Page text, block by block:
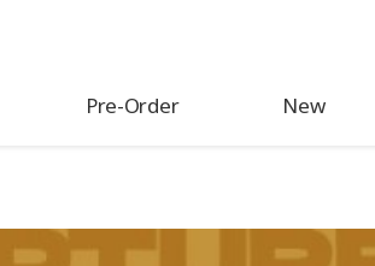
Pre-Order New